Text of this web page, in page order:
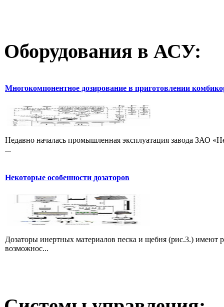
Оборудования в АСУ:
Многокомпонентное дозирование в приготовлении
Недавно началась промышленная эксплуатация завода ЗАО
...
Некоторые особенности дозаторов
Дозаторы инертных материалов песка и щебня (рис.3.) имеют
возможнос...